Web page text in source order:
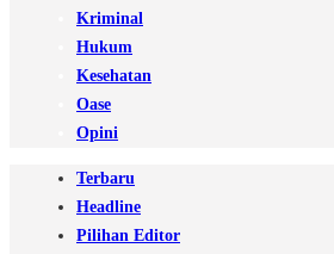
Kriminal
Hukum
Kesehatan
Oase
Opini
Terbaru
Headline
Pilihan Editor